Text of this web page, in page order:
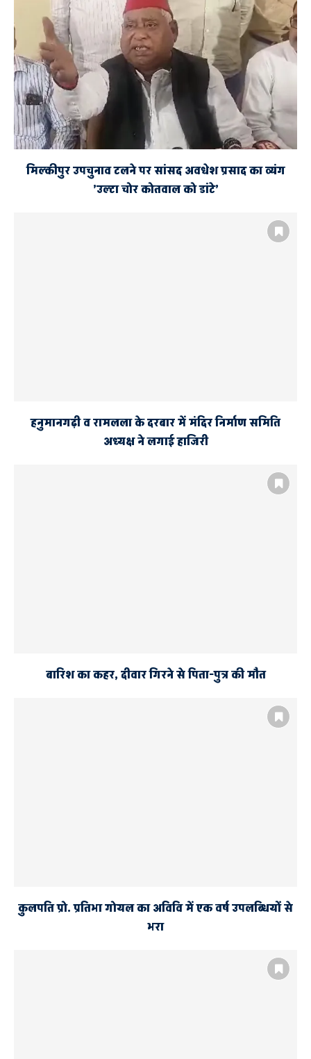
मिल्कीपुर उपचुनाव टलने पर सांसद अवधेश प्रसाद का व्यंग
’उल्टा चोर कोतवाल को डांटे’
हनुमानगढ़ी व रामलला के दरबार में मंदिर निर्माण समिति
अध्यक्ष ने लगाई हाजिरी
बारिश का कहर, दीवार गिरने से पिता-पुत्र की मौत
कुलपति प्रो. प्रतिभा गोयल का अविवि में एक वर्ष उपलब्धियों से
भरा